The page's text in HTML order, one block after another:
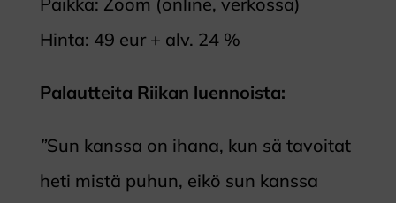
Hinta: 49 eur + alv. 24 %
Palautteita Riikan luennoista:
”Sun kanssa on ihana, kun sä tavoitat
heti mistä puhun, eikö sun kanssa